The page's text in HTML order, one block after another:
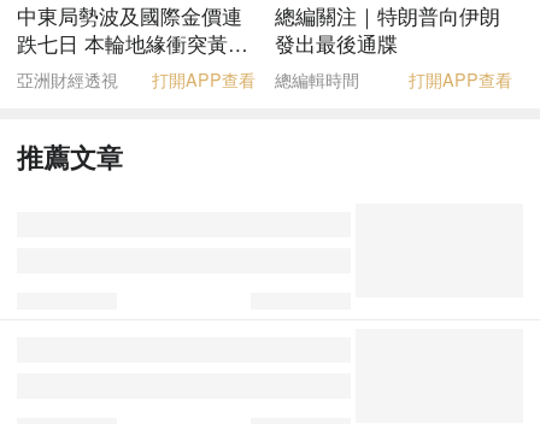
中東局勢波及國際金價連
跌七日 本輪地緣衝突黃
金“避險屬性”為何失靈？
亞洲財經透視 打開APP查看
總編關注｜特朗普向伊朗
發出最後通牒
總編輯時間 打開APP查看
推薦文章